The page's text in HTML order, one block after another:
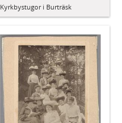
Kyrkbystugor i Burträsk